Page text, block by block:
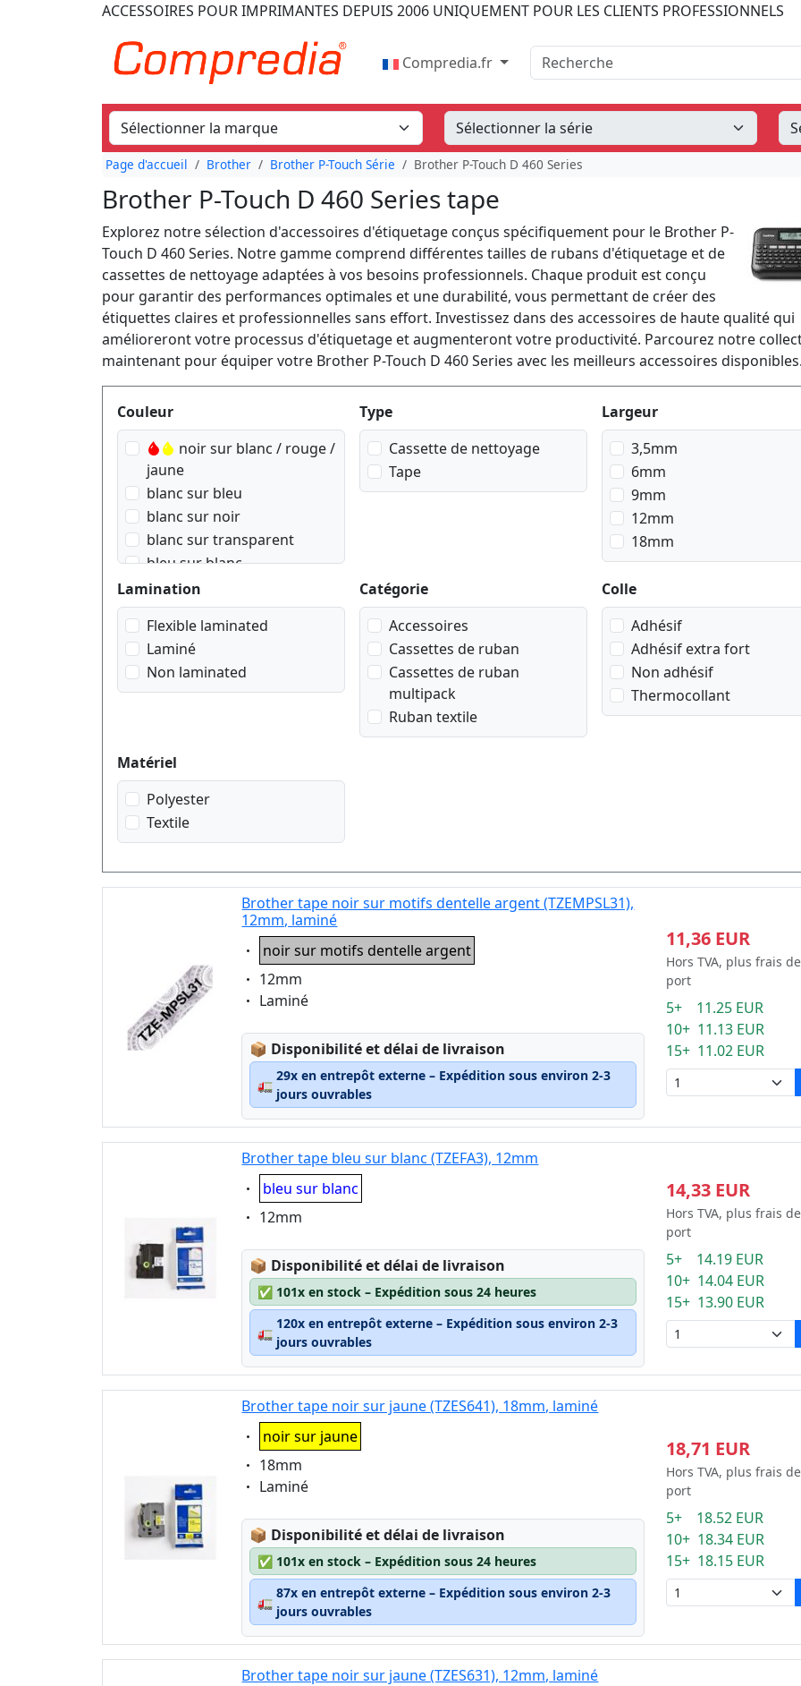
ACCESSOIRES POUR IMPRIMANTES DEPUIS 2006 UNIQUEMENT POUR LES CLIENTS PROFESSIONNELS
Compredia.fr Recherche
Page d'accueil Brother Brother P-Touch Série Brother P-Touch D 460 Series
Brother P-Touch D 460 Series tape
Explorez notre sélection d'accessoires d'étiquetage conçus spécifiquement pour le Brother P-
Touch D 460 Series. Notre gamme comprend différentes tailles de rubans d'étiquetage et de
cassettes de nettoyage adaptées à vos besoins professionnels. Chaque produit est conçu
pour garantir des performances optimales et une durabilité, vous permettant de créer des
étiquettes claires et professionnelles sans effort. Investissez dans des accessoires de haute qualité qui
amélioreront votre processus d'étiquetage et augmenteront votre productivité. Parcourez notre
maintenant pour équiper votre Brother P-Touch D 460 Series avec les meilleurs accessoires disponibles.
Produktfilter
Couleur
noir sur blanc / rouge /
jaune
blanc sur bleu
blanc sur noir
blanc sur transparent
bleu sur blanc
bleu sur transparent
doré sur Rose
doré sur blanc
doré sur bleu navy
doré sur noir
noir sur doré geometrisch
noir sur jaune
noir sur motif Vichy rouge
noir sur motif avec des
noir sur motifs dentelle
noir sur transparent
noir sur transparent matt
rouge sur blanc
rouge sur transparent
Type
Cassette de nettoyage
Tape
Largeur
3,5mm
6mm
9mm
12mm
18mm
Lamination
Flexible laminated
Laminé
Non laminated
Catégorie
Accessoires
Cassettes de ruban
Cassettes de ruban
multipack
Ruban textile
Colle
Adhésif
Adhésif extra fort
Non adhésif
Thermocollant
Matériel
Polyester
Textile
Brother tape noir sur motifs dentelle argent (TZEMPSL31),
12mm, laminé
Eigenschaft:
noir sur motifs dentelle argent
Eigenschaft:
12mm
Eigenschaft:
Laminé
📦 Lagerstatus:
Disponibilité et délai de livraison
🚛
29x en entrepôt externe – Expédition sous environ 2-3
jours ouvrables
11,36 EUR
Hors TVA, plus frais de
port
5+ 11.25 EUR
10+ 11.13 EUR
15+ 11.02 EUR
Brother tape bleu sur blanc (TZEFA3), 12mm
Eigenschaft:
bleu sur blanc
Eigenschaft:
12mm
📦 Lagerstatus:
Disponibilité et délai de livraison
✅ 101x en stock – Expédition sous 24 heures
🚛
120x en entrepôt externe – Expédition sous environ 2-3
jours ouvrables
14,33 EUR
Hors TVA, plus frais de
port
5+ 14.19 EUR
10+ 14.04 EUR
15+ 13.90 EUR
Brother tape noir sur jaune (TZES641), 18mm, laminé
Eigenschaft:
noir sur jaune
Eigenschaft:
18mm
Eigenschaft:
Laminé
📦 Lagerstatus:
Disponibilité et délai de livraison
✅ 101x en stock – Expédition sous 24 heures
🚛
87x en entrepôt externe – Expédition sous environ 2-3
jours ouvrables
18,71 EUR
Hors TVA, plus frais de
port
5+ 18.52 EUR
10+ 18.34 EUR
15+ 18.15 EUR
Brother tape noir sur jaune (TZES631), 12mm, laminé